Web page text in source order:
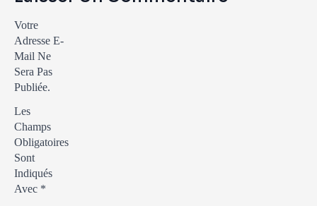
Votre
Adresse E-
Mail Ne
Sera Pas
Publiée.
Les
Champs
Obligatoires
Sont
Indiqués
Avec *